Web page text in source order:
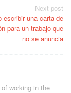
Next post
escribir una carta de
para un trabajo que
no se anuncia
working in the